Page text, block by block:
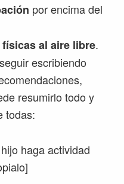
por encima del
al aire libre.
escribiendo
resumirlo todo y
todas:
haga actividad